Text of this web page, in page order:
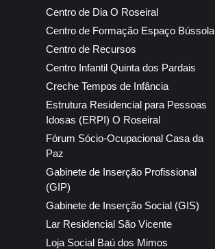
Centro de Dia O Roseiral
Centro de Formação Espaço Bússola
Centro de Recursos
Centro Infantil Quinta dos Pardais
Creche Tempos de Infância
Estrutura Residencial para Pessoas
Idosas (ERPI) O Roseiral
Fórum Sócio-Ocupacional Casa da
Paz
Gabinete de Inserção Profissional
(GIP)
Gabinete de Inserção Social (GIS)
Lar Residencial São Vicente
Loja Social Baú dos Mimos